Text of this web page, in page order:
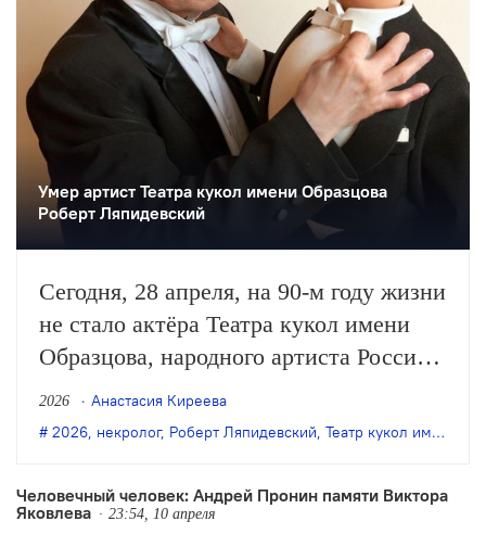
Умер артист Театра кукол имени Образцова
Роберт Ляпидевский
Сегодня, 28 апреля, на 90-м году жизни
не стало актёра Театра кукол имени
Образцова, народного артиста России
Роберта Ляпидевского. Сообщение о
его смерти было опубликовано на
2026
Анастасия Киреева
2026, некролог, Роберт Ляпидевский, Театр кукол имени Образцова
Человечный человек: Андрей Пронин памяти Виктора
Яковлева
23:54, 10 апреля